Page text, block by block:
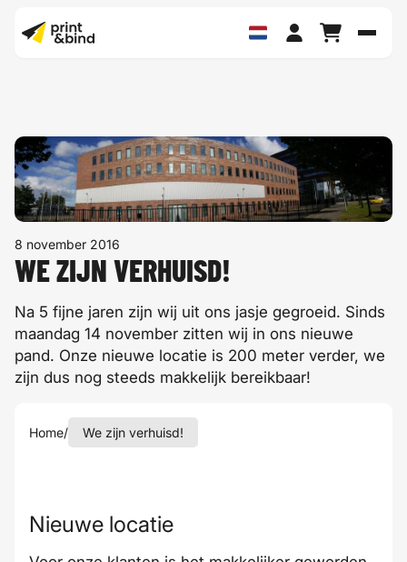
8 november 2016
WE ZIJN VERHUISD!
Na 5 fijne jaren zijn wij uit ons jasje gegroeid. Sinds
maandag 14 november zitten wij in ons nieuwe
pand. Onze nieuwe locatie is 200 meter verder, we
zijn dus nog steeds makkelijk bereikbaar!
Home/ We zijn verhuisd!
Nieuwe locatie